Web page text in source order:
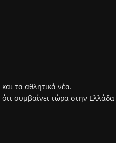
και τα αθλητικά νέα.
συμβαίνει τώρα στην Ελλάδα